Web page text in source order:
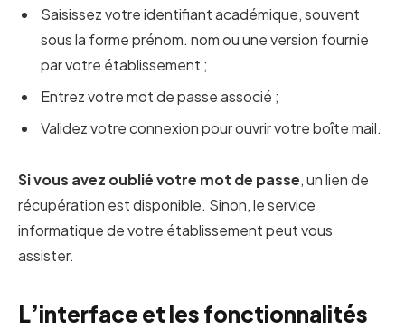
Saisissez votre identifiant académique, souvent
sous la forme prénom. nom ou une version fournie
par votre établissement ;
Entrez votre mot de passe associé ;
Validez votre connexion pour ouvrir votre boîte mail.
Si vous avez oublié votre mot de passe, un lien de
récupération est disponible. Sinon, le service
informatique de votre établissement peut vous
assister.
L’interface et les fonctionnalités